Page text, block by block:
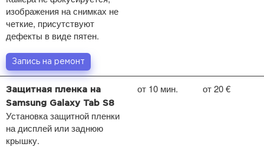
изображения на снимках не
четкие, присутствуют
дефекты в виде пятен.
Запись на ремонт
Защитная пленка на
Samsung Galaxy Tab S8
Установка защитной пленки
на дисплей или заднюю
крышку.
от 10 мин. от 20 €